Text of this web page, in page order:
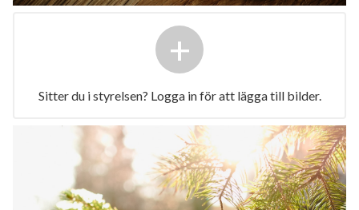
+
Sitter du i styrelsen? Logga in för att lägga till bilder.